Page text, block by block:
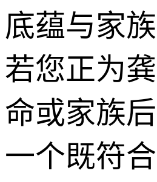
底蕴与家族
若您正为
命或家族
一个既符